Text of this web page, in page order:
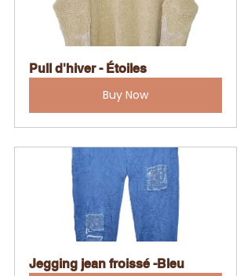
Pull d'hiver - Étoiles
Buy Now
Jegging jean froissé -Bleu